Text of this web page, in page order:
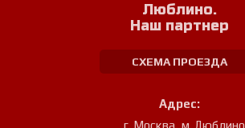
Люблино.
Наш партнер
СХЕМА ПРОЕЗДА
Адрес: